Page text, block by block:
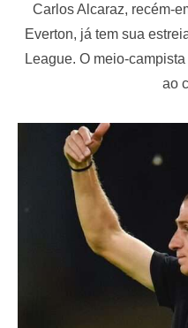
s
e
d
Carlos Alcaraz, recém-
Everton, já tem sua
League. O meio-
ao